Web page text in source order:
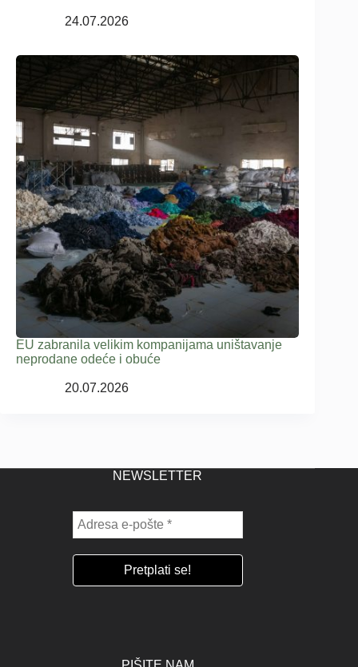
24.07.2026
EU zabranila velikim kompanijama uništavanje
neprodane odeće i obuće
20.07.2026
NEWSLETTER